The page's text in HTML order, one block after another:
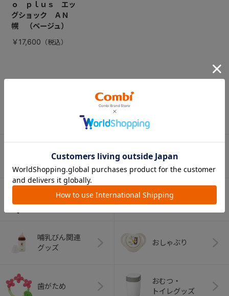
ｏ ｐｌｕｓ エッ
グショック ＡＮ
幌 （ベージュ）
￥17,600
CATEGORY
カテゴリー
（コンビ）
ベビーカー チャイルドシート
ベビーラック＆
ベビーチェア
抱っこひも
（子守帯）
哺乳びん関連
グッズ
おしゃぶり
歯がため
おむつ・
トイレグッズ